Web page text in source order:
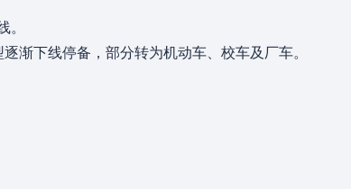
。
渐下线停备，部分转为机动车、校车及厂车。